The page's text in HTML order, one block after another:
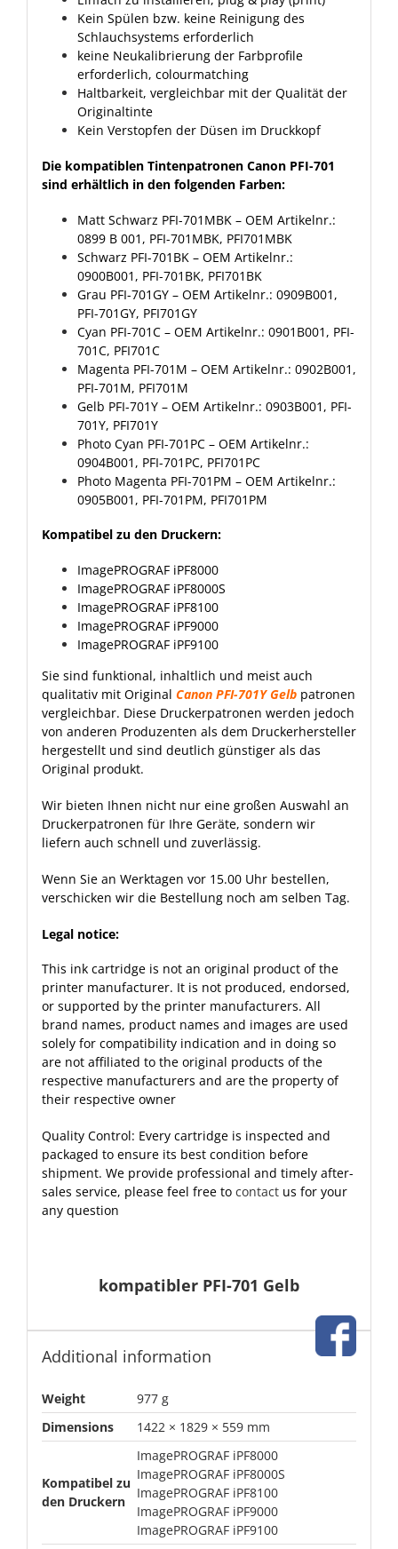
Kein Spülen bzw. keine Reinigung des
Schlauchsystems erforderlich
keine Neukalibrierung der Farbprofile
erforderlich, colourmatching
Haltbarkeit, vergleichbar mit der Qualität der
Originaltinte
Kein Verstopfen der Düsen im Druckkopf
Die kompatiblen Tintenpatronen Canon PFI-701
sind erhältlich in den folgenden Farben:
Matt Schwarz PFI-701MBK– OEM Artikelnr.:
0899 B 001, PFI-701MBK, PFI701MBK
Schwarz PFI-701BK– OEM Artikelnr.:
0900B001, PFI-701BK, PFI701BK
Grau PFI-701GY– OEM Artikelnr.: 0909B001,
PFI-701GY, PFI701GY
Cyan PFI-701C– OEM Artikelnr.: 0901B001, PFI-
701C, PFI701C
Magenta PFI-701M – OEM Artikelnr.: 0902B001,
PFI-701M, PFI701M
Gelb PFI-701Y– OEM Artikelnr.: 0903B001, PFI-
701Y, PFI701Y
Photo Cyan PFI-701PC– OEM Artikelnr.:
0904B001, PFI-701PC, PFI701PC
Photo Magenta PFI-701PM – OEM Artikelnr.:
0905B001, PFI-701PM, PFI701PM
Kompatibel zu den Druckern:
ImagePROGRAF iPF8000
ImagePROGRAF iPF8000S
ImagePROGRAF iPF8100
ImagePROGRAF iPF9000
ImagePROGRAF iPF9100
Sie sind funktional, inhaltlich und meist auch
qualitativ mit Original Canon PFI-701Y Gelb patronen
vergleichbar. Diese Druckerpatronen werden jedoch
von anderen Produzenten als dem Druckerhersteller
hergestellt und sind deutlich günstiger als das
Original produkt.
Wir bieten Ihnen nicht nur eine großen Auswahl an
Druckerpatronen für Ihre Geräte, sondern wir
liefern auch schnell und zuverlässig.
Wenn Sie an Werktagen vor 15.00 Uhr bestellen,
verschicken wir die Bestellung noch am selben Tag.
Legal notice:
This ink cartridge is not an original product of the
printer manufacturer. It is not produced, endorsed,
or supported by the printer manufacturers. All
brand names, product names and images are used
solely for compatibility indication and in doing so
are not affiliated to the original products of the
respective manufacturers and are the property of
their respective owner
Quality Control: Every cartridge is inspected and
packaged to ensure its best condition before
shipment. We provide professional and timely after-
sales service, please feel free to contactus for your
any question
kompatibler PFI-701 Gelb
Additional information
Weight
977 g
Dimensions
1422 × 1829 × 559 mm
Kompatibel zu
den Druckern
ImagePROGRAF iPF8000
ImagePROGRAF iPF8000S
ImagePROGRAF iPF8100
ImagePROGRAF iPF9000
ImagePROGRAF iPF9100